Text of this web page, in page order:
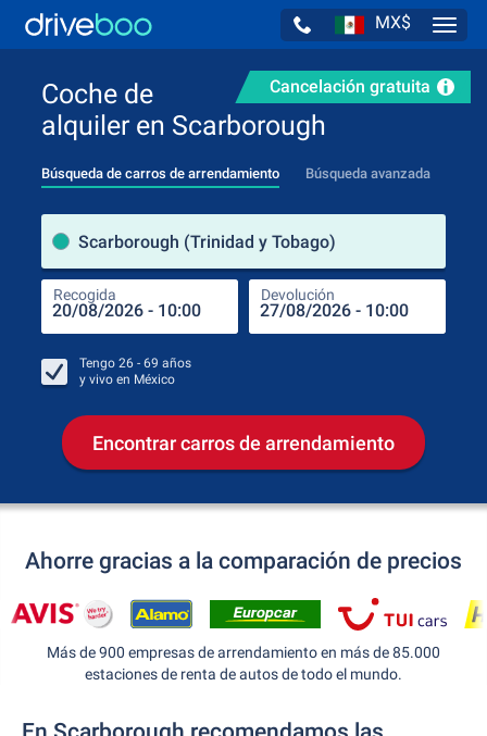
MX$
Cancelación gratuita
Coche de
alquiler en Scarborough
Búsqueda de carros de arrendamiento Búsqueda avanzada
Scarborough (Trinidad y Tobago)
Recogida Devolución
Tengo 26 - 69 años
y vivo en México
Encontrar carros de arrendamiento
Ahorre gracias a la comparación de precios
Más de 900 empresas de arrendamiento en más de 85.000
estaciones de renta de autos de todo el mundo.